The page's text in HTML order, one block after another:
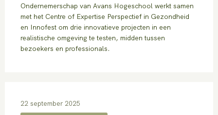
Ondernemerschap van Avans Hogeschool werkt samen
met het Centre of Expertise Perspectief in Gezondheid
en Innofest om drie innovatieve projecten in een
realistische omgeving te testen, midden tussen
bezoekers en professionals.
22 september 2025